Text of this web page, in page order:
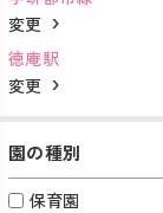
変更
徳庵駅
変更
園の種別
保育園